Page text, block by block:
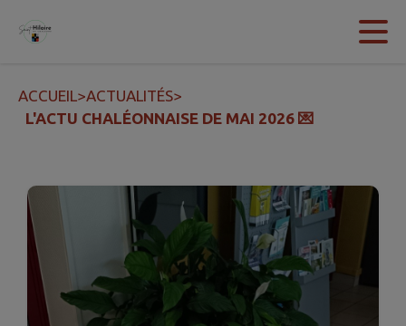
Contenu
ACCUEIL>ACTUALITÉS>
L'ACTU CHALÉONNAISE DE MAI 2026 💌